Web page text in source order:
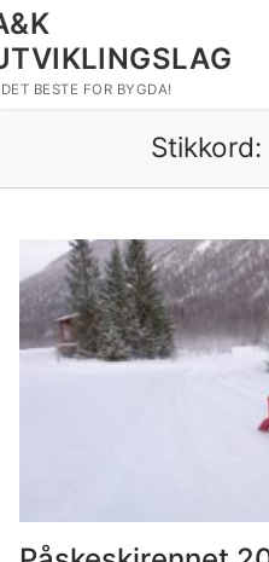
Hopp
til
innholdet
BESTE FOR BYGDA!
Stikkord: